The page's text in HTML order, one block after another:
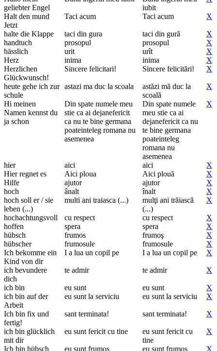
geliebter Engel
iubit
Halt den mund
Jetzt
Taci acum Taci acum X
halte die Klappe taci din gura taci din gură
X
handtuch
prosopul prosopul
X
hässlich
urit urît
X
Herz
inima inima
X
Herzlichen
Glückwunsch!
Sincere felicitari! Sincere felicitări! X
heute gehe ich zur
schule
astazi ma duc la scoala
astăzi mă duc la
scoală
X
Hi meinen
Namen kennst du
ja schon
Din spate numele meu
stie ca ai dejanefericit
ca nu te bine germana
poateinteleg romana nu
asemenea
Din spate numele
meu stie ca ai
dejanefericit ca nu
te bine germana
poateinteleg
romana nu
asemenea
X
hier aici aici
X
Hier regnet es
Aici ploua Aici plouă
X
Hilfe
ajutor ajutor
X
hoch
ânalt înalt
X
hoch soll er / sie
leben (...)
multi ani traiasca (...)
mulţi ani trăiască
(...)
X
hochachtungsvoll cu respect cu respect
X
hoffen
spera spera
X
hübsch
frumos frumoş
X
hübscher
frumosule frumosule
X
Ich bekomme ein
Kind von dir
I a lua un copil pe I a lua un copil pe X
ich bevundere
dich
te admir te admir X
ich bin eu sunt eu sunt
X
ich bin auf der
Arbeit
eu sunt la serviciu eu sunt la serviciu X
Ich bin fix und
fertig!
sant terminata! sant terminata! X
ich bin glücklich
mit dir
eu sunt fericit cu tine
eu sunt fericit cu
tine
X
Ich bin hübsch eu sunt frumos eu sunt frumos
X